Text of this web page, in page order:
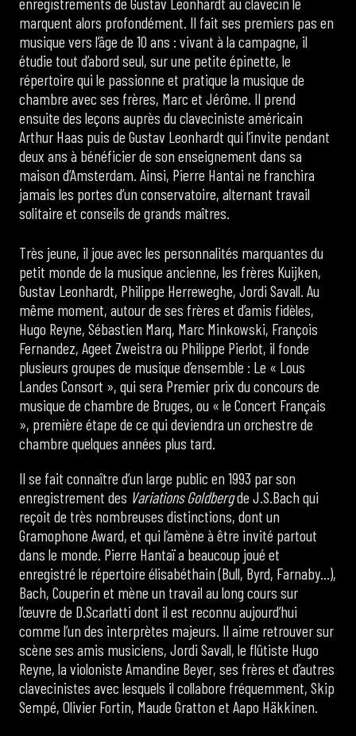
marquent alors profondément. Il fait ses premiers pas en
musique vers l’âge de 10 ans : vivant à la campagne, il
étudie tout d’abord seul, sur une petite épinette, le
répertoire qui le passionne et pratique la musique de
chambre avec ses frères, Marc et Jérôme. Il prend
ensuite des leçons auprès du claveciniste américain
Arthur Haas puis de Gustav Leonhardt qui l’invite pendant
deux ans à bénéficier de son enseignement dans sa
maison d’Amsterdam. Ainsi, Pierre Hantai ne franchira
jamais les portes d’un conservatoire, alternant travail
solitaire et conseils de grands maîtres.
Très jeune, il joue avec les personnalités marquantes du
petit monde de la musique ancienne, les frères Kuijken,
Gustav Leonhardt, Philippe Herreweghe, Jordi Savall. Au
même moment, autour de ses frères et d’amis fidèles,
Hugo Reyne, Sébastien Marq, Marc Minkowski, François
Fernandez, Ageet Zweistra ou Philippe Pierlot, il fonde
plusieurs groupes de musique d’ensemble : Le « Lous
Landes Consort », qui sera Premier prix du concours de
musique de chambre de Bruges, ou « le Concert Français
», première étape de ce qui deviendra un orchestre de
chambre quelques années plus tard.
Il se fait connaître d’un large public en 1993 par son
enregistrement des Variations Goldbergde J.S.Bach qui
reçoit de très nombreuses distinctions, dont un
Gramophone Award, et qui l’amène à être invité partout
dans le monde. Pierre Hantaï a beaucoup joué et
enregistré le répertoire élisabéthain (Bull, Byrd, Farnaby…),
Bach, Couperin et mène un travail au long cours sur
l’œuvre de D.Scarlatti dont il est reconnu aujourd’hui
comme l’un des interprètes majeurs. Il aime retrouver sur
scène ses amis musiciens, Jordi Savall, le flûtiste Hugo
Reyne, la violoniste Amandine Beyer, ses frères et d’autres
clavecinistes avec lesquels il collabore fréquemment, Skip
Sempé, Olivier Fortin, Maude Gratton et Aapo Häkkinen.